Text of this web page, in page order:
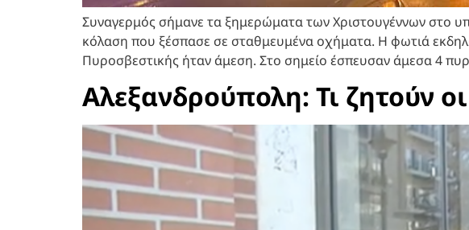
Συναγερμός σήμανε τα ξημερώματα των Χριστουγέννων στο
κόλαση που ξέσπασε σε σταθμευμένα οχήματα. Η φωτιά
Πυροσβεστικής ήταν άμεση. Στο σημείο έσπευσαν άμεσα 4
Αλεξανδρούπολη: Τι ζητούν